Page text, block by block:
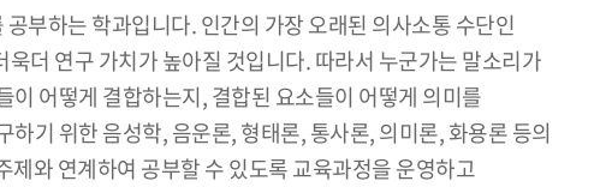
부하는 학과입니다. 인간의 가장 오래된 의사소통 수단인
더 연구 가치가 높아질 것입니다. 따라서 누군가는 말소리가
어떻게 결합하는지, 결합된 요소들이 어떻게 의미를
기 위한 음성학, 음운론, 형태론, 통사론, 의미론, 화용론 등의
와 연계하여 공부할 수 있도록 교육과정을 운영하고